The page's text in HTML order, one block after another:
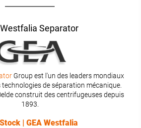
Westfalia Separator
Group est l'un des leaders mondiaux
de séparation mécanique.
construit des centrifugeuses depuis
1893.
Stock | GEA Westfalia